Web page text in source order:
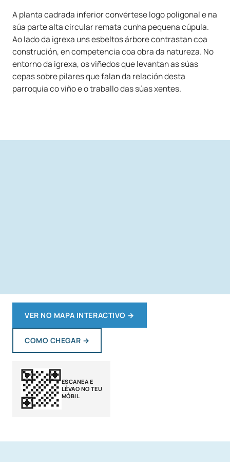
A planta cadrada inferior convértese logo poligonal e na
súa parte alta circular remata cunha pequena cúpula.
Ao lado da igrexa uns esbeltos árbore contrastan coa
construción, en competencia coa obra da natureza. No
entorno da igrexa, os viñedos que levantan as súas
cepas sobre pilares que falan da relación desta
parroquia co viño e o traballo das súas xentes.
VER NO MAPA INTERACTIVO →
COMO CHEGAR →
ESCANEA E
LÉVAO NO TEU
MÓBIL